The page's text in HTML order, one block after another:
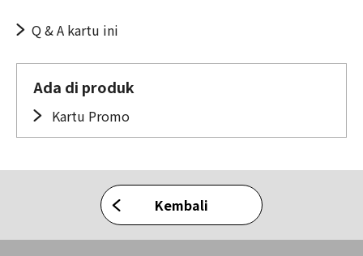
Q & A kartu ini
Ada di produk
Kartu Promo
Kembali